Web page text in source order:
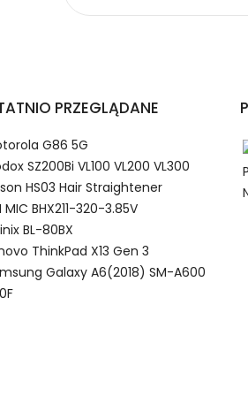
odzyskać całkowitą wartość
różnić od opisu.
bateria do Lenovo TL-
PRZEGLĄDANE
G86 5G
SZ200Bi VL100 VL200 VL300
HS03 Hair Straightener
MIC BHX211-320-3.85V
BL-80BX
ThinkPad X13 Gen 3
Galaxy A6(2018) SM-A600